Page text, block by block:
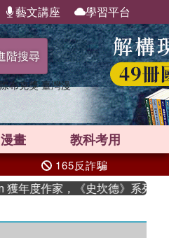
藝文講座 學習平台
階搜尋
布克獎 臺灣漫
漫畫 教科考用
165反詐騙
度作家，《史坎德》系列帶你